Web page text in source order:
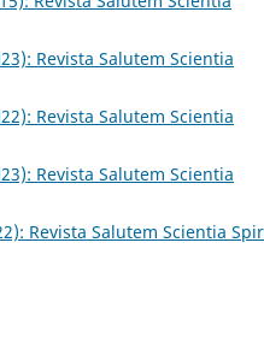
Revista Salutem Scientia
Revista Salutem Scientia
Revista Salutem Scientia
Revista Salutem Scientia